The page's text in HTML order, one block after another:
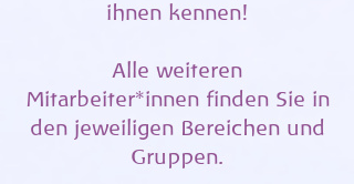
ihnen kennen!
Alle weiteren
Mitarbeiter*innen finden Sie in
den jeweiligen Bereichen und
Gruppen.